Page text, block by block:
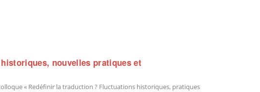
nouvelles pratiques et
« Redéfinir la traduction ? Fluctuations historiques, pratiques